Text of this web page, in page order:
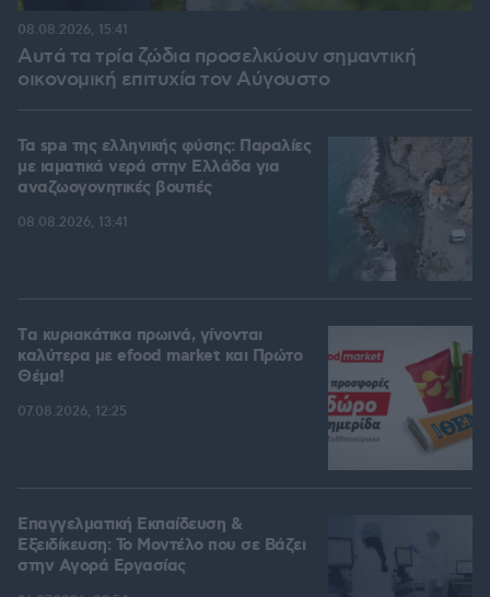
Αυτά τα τρία ζώδια προσελκύουν σημαντική
οικονομική επιτυχία τον Αύγουστο
08.08.2026, 15:41
Τα spa της ελληνικής φύσης: Παραλίες
με ιαματικά νερά στην Ελλάδα για
αναζωογονητικές βουτιές
08.08.2026, 13:41
Tα κυριακάτικα πρωινά, γίνονται
καλύτερα με efood market και Πρώτο
Θέμα!
07.08.2026, 12:25
Επαγγελματική Εκπαίδευση &
Εξειδίκευση: Το Mοντέλο που σε Bάζει
στην Aγορά Eργασίας